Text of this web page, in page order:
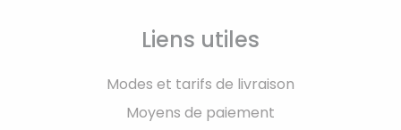
Liens utiles
Modes et tarifs de livraison
Moyens de paiement